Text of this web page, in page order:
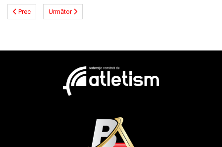
Prec Următor